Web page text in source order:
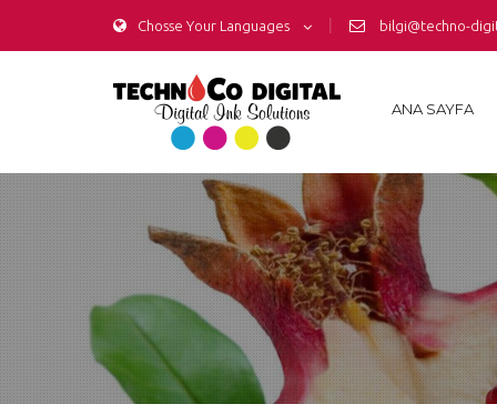
Chosse Your Languages | bilgi@techno-
ANA SAYFA